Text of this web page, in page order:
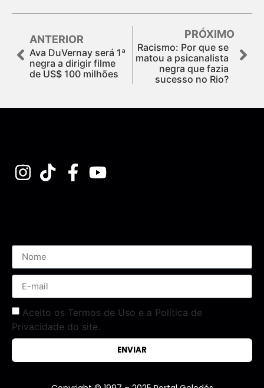
ANTERIOR
Ava DuVernay será 1ª
negra a dirigir filme
de US$ 100 milhões
PRÓXIMO
Racismo: Por que se
matou a psicanalista
negra que fazia
sucesso no Rio?
Aceito os Termos de Uso e a Política de
Privacidade do site.
ENVIAR